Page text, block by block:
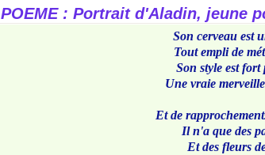
POEME : Portrait d'Aladin, jeune
Son cerveau est
Tout empli de
Son style est fort
Une vraie
Et de
Il n'a que des
Et des fleurs